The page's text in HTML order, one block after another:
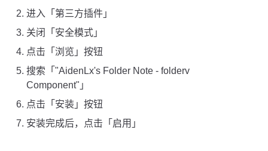
进入「第三方插件」
关闭「安全模式」
点击「浏览」按钮
搜索「"AidenLx's Folder Note - folderv
Component"」
点击「安装」按钮
安装完成后，点击「启用」